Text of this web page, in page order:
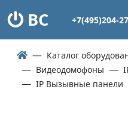
ВС +7(495)204-
Каталог
Видеодомофоны
IP Вызывные панели